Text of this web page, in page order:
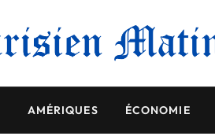
AMÉRIQUES ÉCONOMIE